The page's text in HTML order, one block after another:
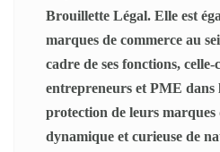
Brouillette Légal. Elle est
marques de commerce au
cadre de ses fonctions, celle-
entrepreneurs et PME dans
protection de leurs marques
dynamique et curieuse de